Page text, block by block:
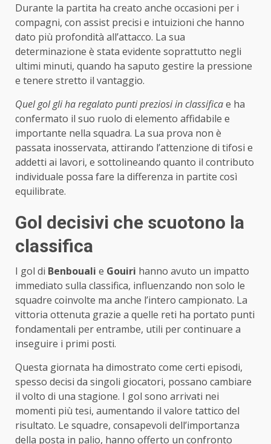
Durante la partita ha creato anche occasioni per i
compagni, con assist precisi e intuizioni che hanno
dato più profondità all’attacco. La sua
determinazione è stata evidente soprattutto negli
ultimi minuti, quando ha saputo gestire la pressione
e tenere stretto il vantaggio.
Quel gol gli ha regalato punti preziosi in classificae ha
confermato il suo ruolo di elemento affidabile e
importante nella squadra. La sua prova non è
passata inosservata, attirando l’attenzione di tifosi e
addetti ai lavori, e sottolineando quanto il contributo
individuale possa fare la differenza in partite così
equilibrate.
Gol decisivi che scuotono la
classifica
I gol di Benbouali e Gouiri hanno avuto un impatto
immediato sulla classifica, influenzando non solo le
squadre coinvolte ma anche l’intero campionato. La
vittoria ottenuta grazie a quelle reti ha portato punti
fondamentali per entrambe, utili per continuare a
inseguire i primi posti.
Questa giornata ha dimostrato come certi episodi,
spesso decisi da singoli giocatori, possano cambiare
il volto di una stagione. I gol sono arrivati nei
momenti più tesi, aumentando il valore tattico del
risultato. Le squadre, consapevoli dell’importanza
della posta in palio, hanno offerto un confronto